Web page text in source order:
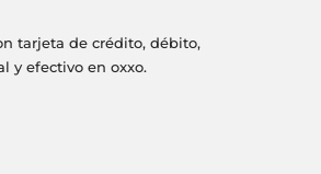
tarjeta de crédito, débito,
y efectivo en oxxo.